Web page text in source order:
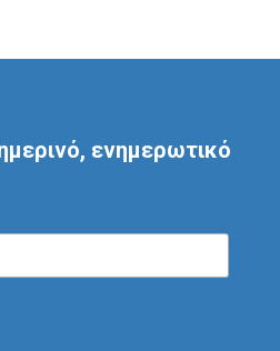
ενημερωτικό